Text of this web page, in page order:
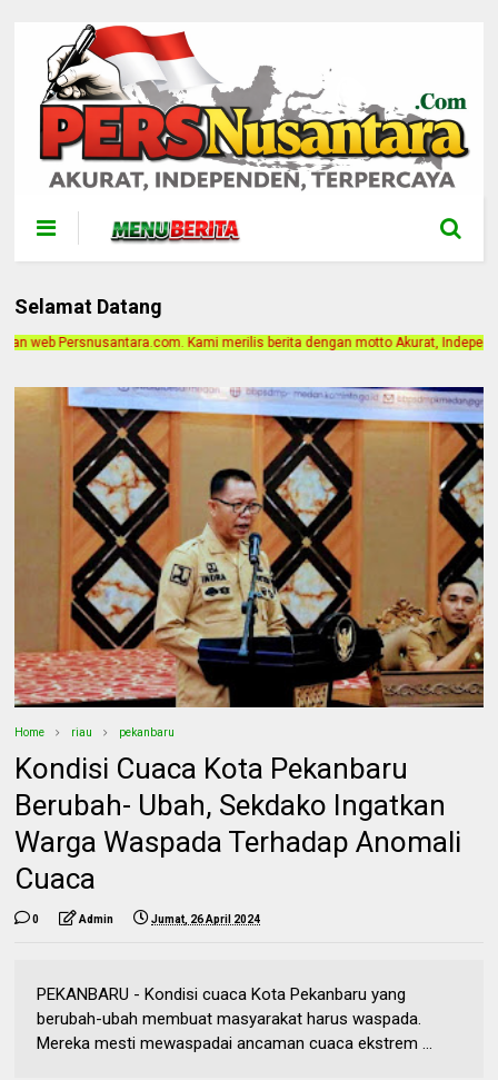
Selamat Datang
merilis berita dengan motto Akurat, Independen, Terpercaya. Alamat
Home riau pekanbaru
Kondisi Cuaca Kota Pekanbaru
Berubah- Ubah, Sekdako Ingatkan
Warga Waspada Terhadap Anomali
Cuaca
0 Admin Jumat, 26 April 2024
PEKANBARU - Kondisi cuaca Kota Pekanbaru yang
berubah-ubah membuat masyarakat harus waspada.
Mereka mesti mewaspadai ancaman cuaca ekstrem ...